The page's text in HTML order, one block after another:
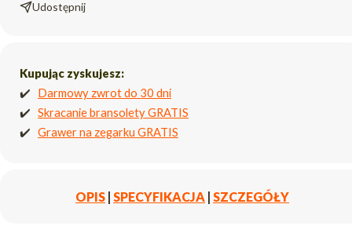
Udostępnij
Kupując zyskujesz:
✔️ Darmowy zwrot do 30 dni
✔️ Skracanie bransolety GRATIS
✔️ Grawer na zegarku GRATIS
OPIS | SPECYFIKACJA | SZCZEGÓŁY